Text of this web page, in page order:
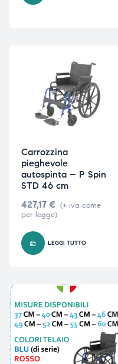
Carrozzina
pieghevole
autospinta – P Spin
STD 46 cm
427,17 € (+ iva come
per legge)
LEGGI TUTTO